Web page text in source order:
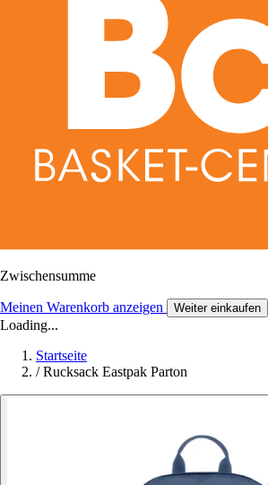
Zwischensumme
Meinen Warenkorb anzeigen Weiter einkaufen
Loading...
Startseite
/ Rucksack Eastpak Parton